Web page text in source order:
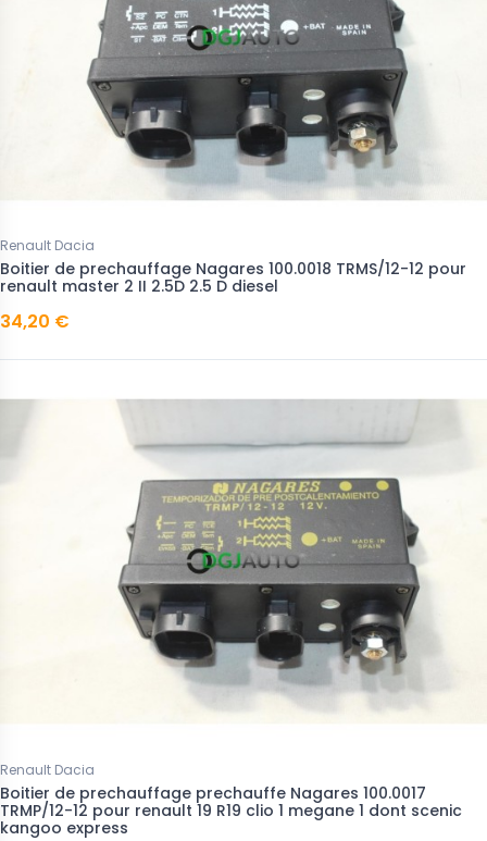
Renault Dacia
Boitier de prechauffage Nagares 100.0018 TRMS/12-12 pour
renault master 2 II 2.5D 2.5 D diesel
34,20 €
Renault Dacia
Boitier de prechauffage prechauffe Nagares 100.0017
TRMP/12-12 pour renault 19 R19 clio 1 megane 1 dont scenic
kangoo express